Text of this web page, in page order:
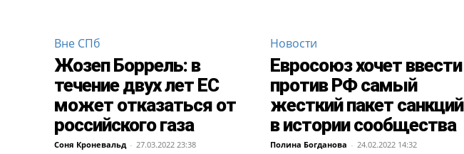
Вне СПб
Жозеп Боррель: в
течение двух лет ЕС
может отказаться от
российского газа
Соня Кроневальд - 27.03.2022 23:38
Новости
Евросоюз хочет ввести
против РФ самый
жесткий пакет санкций
в истории сообщества
Полина Богданова - 24.02.2022 14:32